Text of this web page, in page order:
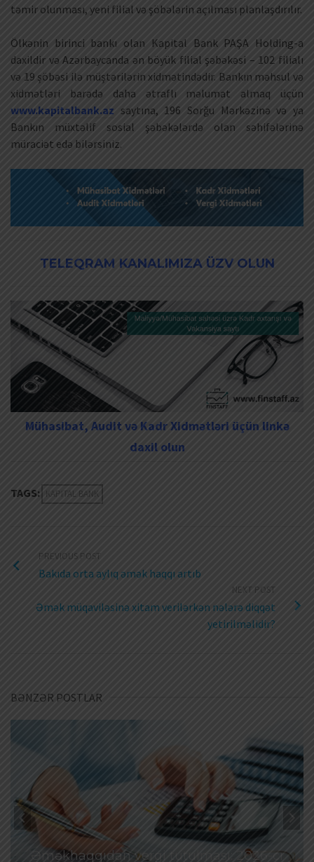
təmir olunması, yeni filial və şöbələrin açılması planlaşdırılır.
Ölkənin birinci bankı olan Kapital Bank PAŞA Holding-a
daxildir və Azərbaycanda ən böyük filial şəbəkəsi – 102 filialı
və 19 şöbəsi ilə müştərilərin xidmətindədir. Bankın məhsul və
xidmətləri barədə daha ətraflı məlumat almaq üçün
www.kapitalbank.az saytına, 196 Sorğu Mərkəzinə və ya
Bankın müxtəlif sosial şəbəkələrdə olan səhifələrinə
müraciət edə bilərsiniz.
TELEQRAM KANALIMIZA ÜZV OLUN
Mühasibat, Audit və Kadr Xidmətləri üçün linkə
daxil olun
TAGS: KAPITAL BANK
PREVIOUS POST
Bakıda orta aylıq əmək haqqı artıb
NEXT POST
Əmək müqaviləsinə xitam verilərkən nələrə diqqət
yetirilməlidir?
BƏNZƏR POSTLAR
Əməkhaqqıdan vergi tutulması: 2026-cı